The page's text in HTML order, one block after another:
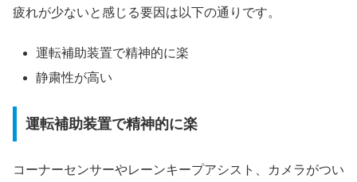
疲れが少ないと感じる要因は以下の通りです。
運転補助装置で精神的に楽
静粛性が高い
運転補助装置で精神的に楽
コーナーセンサーやレーンキープアシスト、カメラがつい